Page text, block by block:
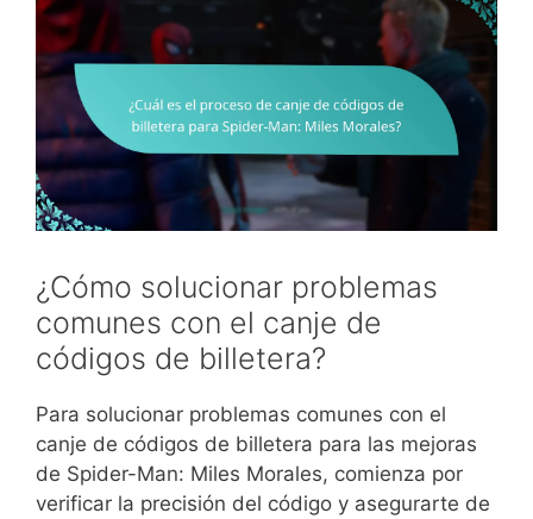
¿Cómo solucionar problemas
comunes con el canje de
códigos de billetera?
Para solucionar problemas comunes con el
canje de códigos de billetera para las mejoras
de Spider-Man: Miles Morales, comienza por
verificar la precisión del código y asegurarte de